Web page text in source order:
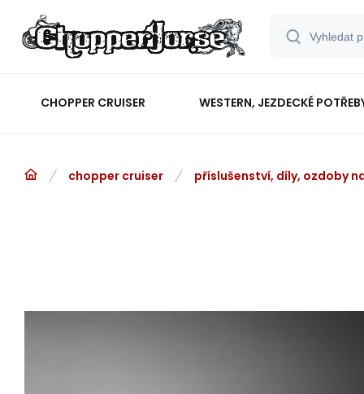
CHOPPER CRUISER WESTERN, JEZDECKÉ
chopper cruiser příslušenství, díly, ozdoby